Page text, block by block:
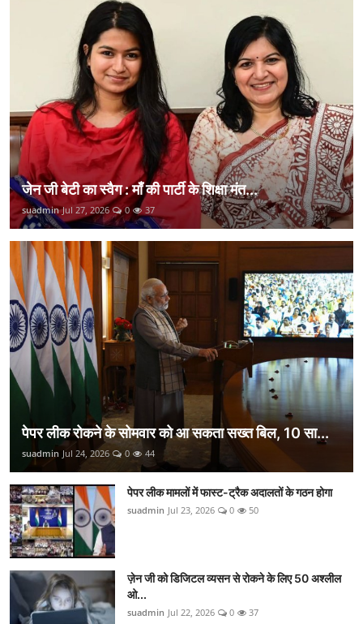
जेन जी बेटी का स्वैग : माँ की पार्टी के शिक्षा मंत...
suadmin Jul 27, 2026 0 37
पेपर लीक रोकने के सोमवार को आ सकता सख्त बिल, 10 सा...
suadmin Jul 24, 2026 0 44
पेपर लीक मामलों में फास्ट-ट्रैक अदालतों के गठन होगा
suadmin Jul 23, 2026 0 50
ज़ेन जी को डिजिटल व्यसन से रोकने के लिए 50 अश्लील
ओ...
suadmin Jul 22, 2026 0 37